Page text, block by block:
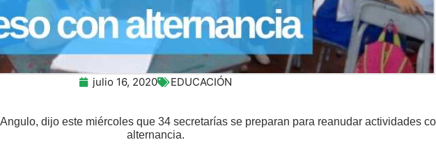
julio 16, 2020 EDUCACIÓN
dijo este miércoles que 34 secretarías se preparan para reanudar actividades
alternancia.